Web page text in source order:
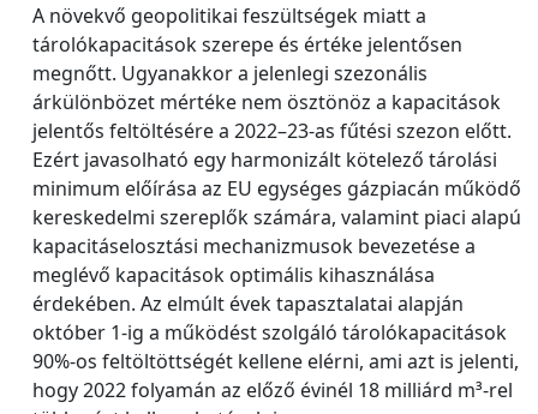
A növekvő geopolitikai feszültségek miatt a
tárolókapacitások szerepe és értéke jelentősen
megnőtt. Ugyanakkor a jelenlegi szezonális
árkülönbözet mértéke nem ösztönöz a kapacitások
jelentős feltöltésére a 2022–23-as fűtési szezon előtt.
Ezért javasolható egy harmonizált kötelező tárolási
minimum előírása az EU egységes gázpiacán működő
kereskedelmi szereplők számára, valamint piaci alapú
kapacitáselosztási mechanizmusok bevezetése a
meglévő kapacitások optimális kihasználása
érdekében. Az elmúlt évek tapasztalatai alapján
október 1-ig a működést szolgáló tárolókapacitások
90%-os feltöltöttségét kellene elérni, ami azt is jelenti,
hogy 2022 folyamán az előző évinél 18 milliárd m³-rel